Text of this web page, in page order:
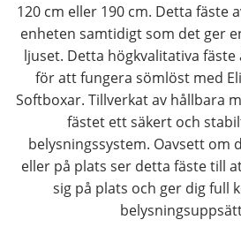
120 cm eller 190 cm. Detta fäste
enheten samtidigt som det ger
ljuset. Detta högkvalitativa
för att fungera sömlöst med
Softboxar. Tillverkat av hållbara
fästet ett säkert och
belysningssystem. Oavsett om
eller på plats ser detta fäste till
sig på plats och ger dig full